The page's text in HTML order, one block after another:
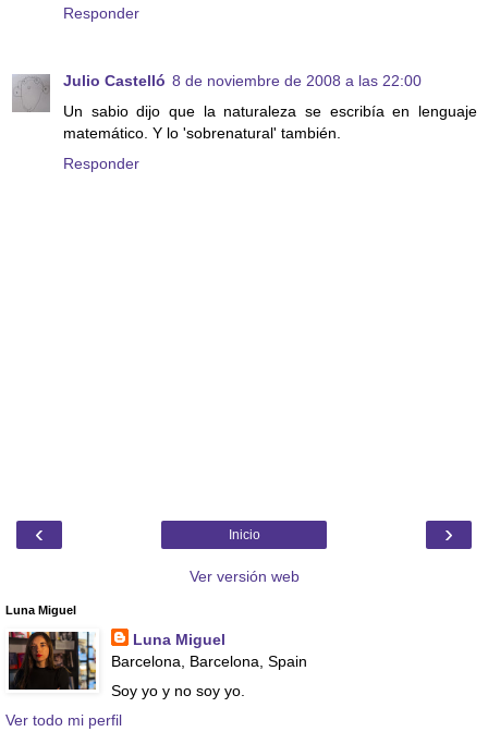
Responder
Julio Castelló 8 de noviembre de 2008 a las 22:00
Un sabio dijo que la naturaleza se escribía en lenguaje
matemático. Y lo 'sobrenatural' también.
Responder
‹ ›
Inicio
Ver versión web
Luna Miguel
Luna Miguel
Barcelona, Barcelona, Spain
Soy yo y no soy yo.
Ver todo mi perfil